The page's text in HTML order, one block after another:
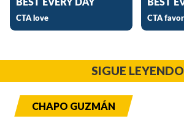
SIGUE LEYENDO
CHAPO GUZMÁN